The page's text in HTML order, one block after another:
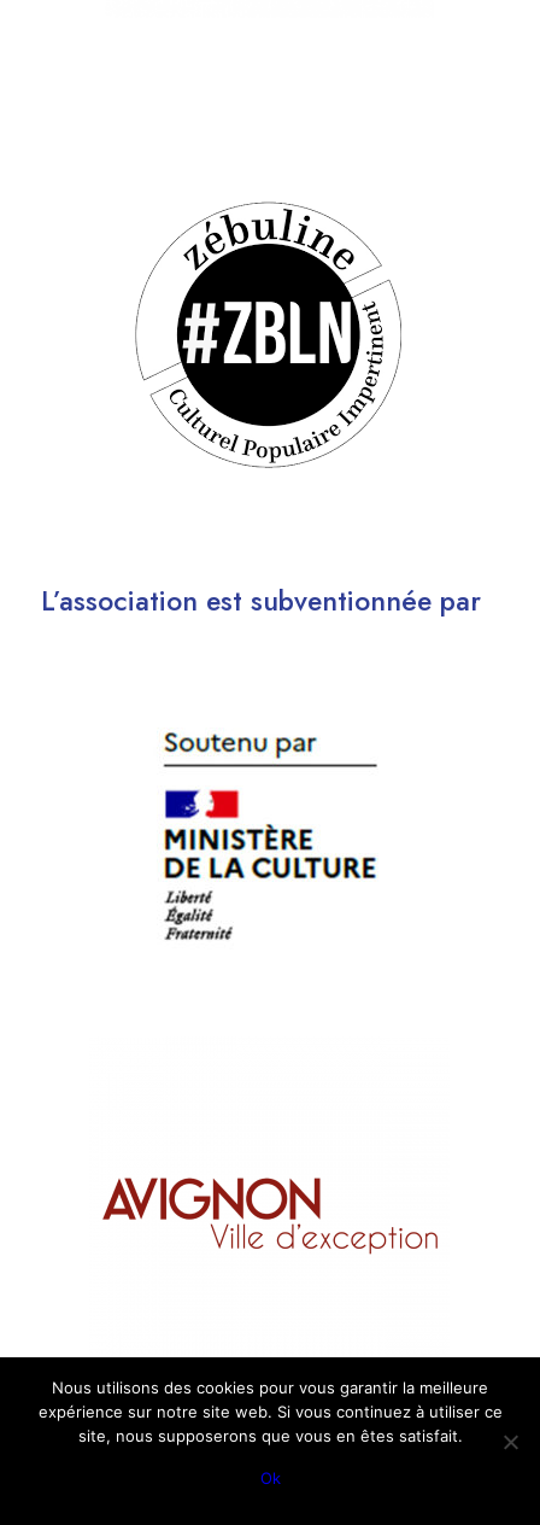
L’association est subventionnée par
Nous utilisons des cookies pour vous garantir la meilleure
expérience sur notre site web. Si vous continuez à utiliser ce
site, nous supposerons que vous en êtes satisfait.
Ok